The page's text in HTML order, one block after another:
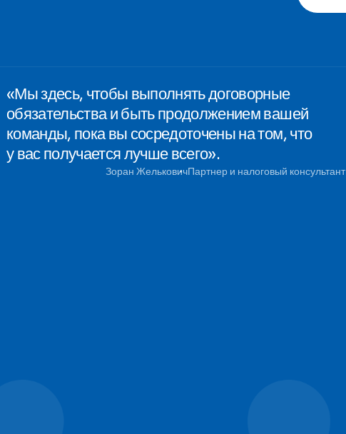
«Мы здесь, чтобы выполнять договорные
обязательства и быть продолжением вашей
команды, пока вы сосредоточены на том, что
у вас получается лучше всего».
Зоран ЖельковичПартнер и налоговый консультант